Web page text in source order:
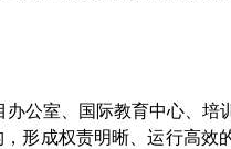
公室、国际教育中心、培
形成权责明晰、运行高效